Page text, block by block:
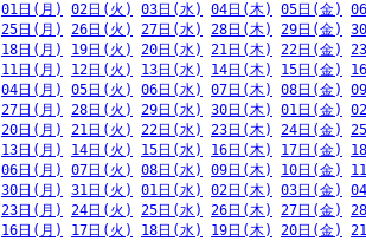
01日(月) 02日(火) 03日(水) 04日(木) 05日(金)
25日(月) 26日(火) 27日(水) 28日(木) 29日(金)
18日(月) 19日(火) 20日(水) 21日(木) 22日(金)
11日(月) 12日(火) 13日(水) 14日(木) 15日(金)
04日(月) 05日(火) 06日(水) 07日(木) 08日(金)
27日(月) 28日(火) 29日(水) 30日(木) 01日(金)
20日(月) 21日(火) 22日(水) 23日(木) 24日(金)
13日(月) 14日(火) 15日(水) 16日(木) 17日(金)
06日(月) 07日(火) 08日(水) 09日(木) 10日(金)
30日(月) 31日(火) 01日(水) 02日(木) 03日(金)
23日(月) 24日(火) 25日(水) 26日(木) 27日(金)
16日(月) 17日(火) 18日(水) 19日(木) 20日(金)